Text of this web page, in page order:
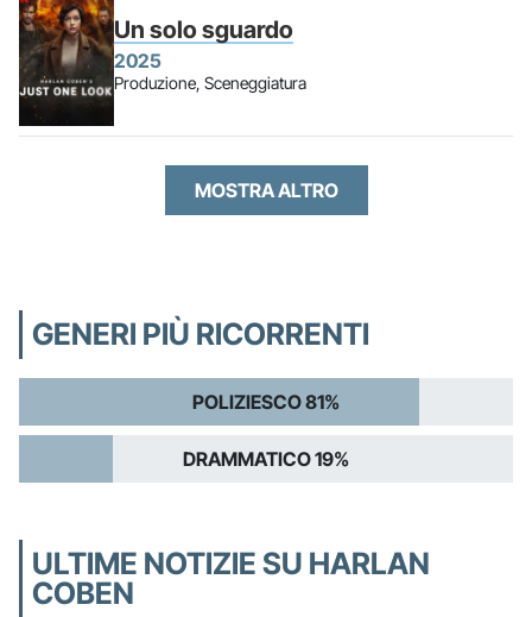
Un solo sguardo
2025
Produzione, Sceneggiatura
MOSTRA ALTRO
GENERI PIÙ RICORRENTI
POLIZIESCO 81%
DRAMMATICO 19%
ULTIME NOTIZIE SU HARLAN
COBEN